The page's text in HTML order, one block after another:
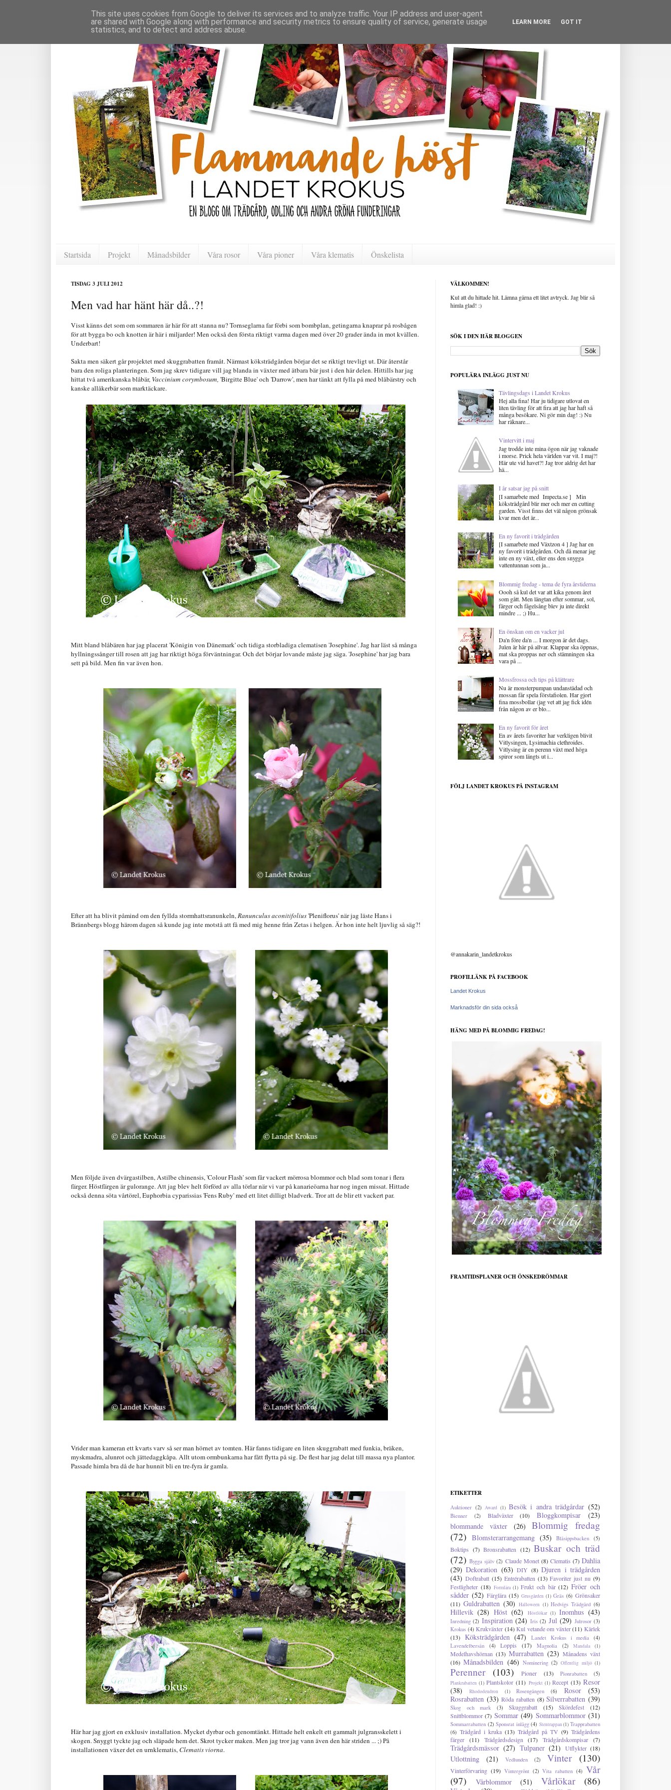
Startsida Projekt Månadsbilder Våra rosor Våra pioner Våra klematis Önskelista
TISDAG 3 JULI 2012
Men vad har hänt här då..?!
Visst känns det som om sommaren är här för att stanna nu? Tornseglarna far förbi som bombplan, getingarna knaprar på rosbågen
för att bygga bo och knotten är här i miljarder! Men också den första riktigt varma dagen med över 20 grader ända in mot kvällen.
Underbart!
Sakta men säkert går projektet med skuggrabatten framåt. Närmast köksträdgården börjar det se riktigt trevligt ut. Där återstår
bara den roliga planteringen. Som jag skrev tidigare vill jag blanda in växter med ätbara bär just i den här delen. Hittills har jag
hittat två amerikanska blåbär, Vaccinium corymbosum, 'Birgitte Blue' och 'Darrow', men har tänkt att fylla på med blåbärstry och
kanske allåkerbär som marktäckare.
Mitt bland blåbären har jag placerat 'Königin von Dänemark' och tidiga storbladiga clematisen 'Josephine'. Jag har läst så många
hyllningssånger till rosen att jag har riktigt höga förväntningar. Och det börjar lovande måste jag säga. 'Josephine' har jag bara
sett på bild. Men fin var även hon.
Efter att ha blivit påmind om den fyllda stormhattsranunkeln,Ranunculus aconitifolius'Pleniflorus' när jag läste Hans i
Brännbergs blogg härom dagen så kunde jag inte motstå att få med mig henne från Zetas i helgen. Är hon inte helt ljuvlig så säg?!
Men följde även dvärgastilben, Astilbe chinensis, 'Colour Flash' som får vackert mörrosa blommor och blad som tonar i flera
färger. Höstfärgen är gulorange. Att jag blev helt förförd av alla törlar när vi var på kanarieöarna har nog ingen missat. Hittade
också denna söta vårtörel, Euphorbia cyparissias 'Fens Ruby' med ett litet dilligt bladverk. Tror att de blir ett vackert par.
Vrider man kameran ett kvarts varv så ser man hörnet av tomten. Här fanns tidigare en liten skuggrabatt med funkia, bräken,
myskmadra, alunrot och jättedaggkåpa. Allt utom ormbunkarna har fått flytta på sig. De flest har jag delat till massa nya plantor.
Passade himla bra då de har hunnit bli en tre-fyra år gamla.
Här har jag gjort en exklusiv installation. Mycket dyrbar och genomtänkt. Hittade helt enkelt ett gammalt julgransskelett i
skogen. Snyggt tyckte jag och släpade hem det. Skrot tycker maken. Men jag tror jag vann även den här striden ... ;) På
installationen växer det en urnklematis, Clematis viorna.
VÄLKOMMEN!
Kul att du hittade hit. Lämna gärna ett litet avtryck. Jag blir så
himla glad! :)
SÖK I DEN HÄR BLOGGEN
POPULÄRA INLÄGG JUST NU
Tävlingsdags i Landet Krokus
Hej alla fina! Har ju tidigare utlovat en
liten tävling för att fira att jag har haft så
många besökare. Ni gör min dag! :) Nu
har räknare...
Vintervitt i maj
Jag trodde inte mina ögon när jag vaknade
i morse. Prick hela världen var vit. I maj?!
Här ute vid havet?! Jag tror aldrig det har
hä...
I år satsar jag på snitt
[I samarbete med Impecta.se ] Min
köksträdgård blir mer och mer en cutting
garden. Visst finns det väl någon grönsak
kvar men det är...
En ny favorit i trädgården
[I samarbete med Växtzon 4 ] Jag har en
ny favorit i trädgården. Och då menar jag
inte en ny växt, eller ens den snygga
vattentunnan som ja...
Blommig fredag - tema de fyra årstiderna
Oooh så kul det var att kika genom året
som gått. Men längtan efter sommar, sol,
färger och fågelsång blev ju inte direkt
mindre ... ;) Hu...
En önskan om en vacker jul
Da'n före da'n ... I morgon är det dags.
Julen är här på allvar. Klappar ska öppnas,
mat ska proppas ner och stämningen ska
vara på ...
Mossfrossa och tips på klättrare
Nu är monsterpumpan undanstädad och
mossan får spela förstafiolen. Har gjort
fina mossbollar (jag vet att jag fick idén
från någon av er blo...
En ny favorit för året
En av årets favoriter har verkligen blivit
Vitlysingen, Lysimachia clethroides.
Vitlysing är en perenn växt med höga
spiror som längts ut i...
FÖLJ LANDET KROKUS PÅ INSTAGRAM
@annakarin_landetkrokus
PROFILLÄNK PÅ FACEBOOK
Landet Krokus
Marknadsför din sida också
HÄNG MED PÅ BLOMMIG FREDAG!
FRAMTIDSPLANER OCH ÖNSKEDRÖMMAR
ETIKETTER
Auktioner (2) Award (1) Besök i andra trädgårdar (52)
Bienner (2) Bladväxter (10) Bloggkompisar
(23)
blommande växter
(26)
Blommig fredag
(72) Blomsterarrangemang (35) Blåsippsbacken (5)
Boktips (7) Bronsrabatten (12) Buskar och träd
(72) Bygga själv (2) Claude Monet (8) Clematis (7) Dahlia
(29) Dekoration (63) DIY (8) Djuren i trädgården
(43) Doftrabatt (15) Entrérabatten (13) Favoriter just nu (9)
Festligheter (18) Formlära (1) Frukt och bär (12) Fröer och
sådder (52) Färglära (15) Grusgården (1) Gräs (6) Grönsaker
(11) Guldrabatten (30) Halloween (1) Hedvigs Trädgård (6)
Hillevik (28) Höst (62) Höstlökar (1) Inomhus (43)
Inredning (2) Inspiration (24) Iris (2) Jul (29) Julrosor (3)
Krokus (4) Krukväxter (14) Kul vetande om växter (11) Kärlek
(13) Köksträdgården (47) Landet Krokus i media
(4)
Lavendelbersån
(4) Loppis (17) Magnolia (2) Mandala (1)
Medelhavshörnan (13) Murrabatten (23) Månadens växt
(16) Månadsbilden (46) Nominering (2) Offentlig miljö (1)
Perenner (103) Pioner (13) Pionrabatten (5)
Plankrabatten (1) Plantskolor (11) Projekt (1) Recept (13) Resor
(38)
Rhododendron (1) Rosengången (6) Rosor
(53)
Rosrabatten (33) Röda rabatten (8) Silverrabatten (39)
Skog och mark (3) Skuggrabatt (15) Skördefest
(12)
Snittblommor (7) Sommar (49) Sommarblommor (31)
Sommarrabatten (2) Sponsrat inlägg (4) Stentrappan(1) Trapprabatten
(6) Trädgård i kruka (13) Trädgård på TV (9) Trädgårdens
färger
(11) Trädgårdsdesign (17) Trädgårdskompisar (7)
Trädgårdsmässor (27) Tulpaner (21) Utflykter (18)
Utlottning (21) Vedlunden (2) Vinter (130)
Vinterförvaring (19) Vintergrönt (2) Vita rabatten (4) Vår
(97)
Vårblommor (51) Vårlökar (86)
This site uses cookies from Google to deliver its services and to analyze traffic. Your IP address and user-agent
are shared with Google along with performance and security metrics to ensure quality of service, generate usage
statistics, and to detect and address abuse.
LEARN MORE GOT IT